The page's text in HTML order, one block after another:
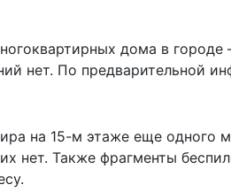
дома в городе
нет. По предварительной
на 15-м этаже еще одного
нет. Также фрагменты